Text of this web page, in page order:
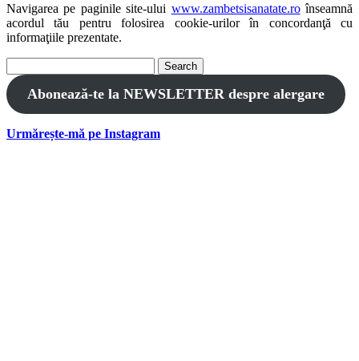
Navigarea pe paginile site-ului www.zambetsisanatate.roînseamnă
acordul tău pentru folosirea cookie-urilor în concordanţă cu
informaţiile prezentate.
for:
Abonează-te la NEWSLETTER despre alergare
Urmărește-mă pe Instagram